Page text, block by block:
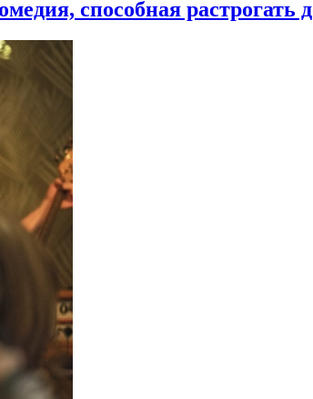
способная растрогать